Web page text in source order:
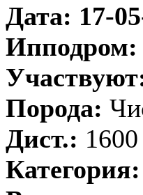
Дата: 17-
Ипподром:
Порода:
Дист.: 1600
Категория: